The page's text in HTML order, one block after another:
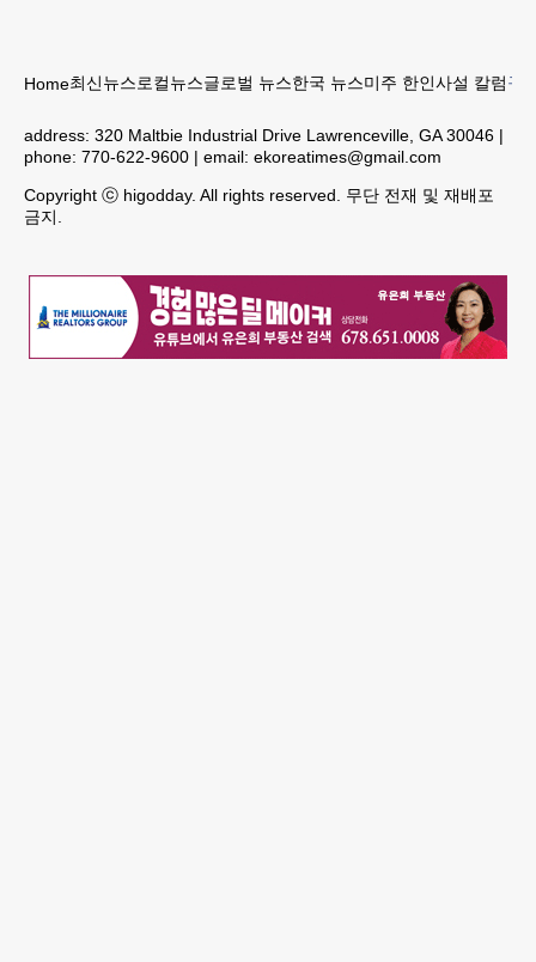
Home최신뉴스로컬뉴스글로벌 뉴스한국 뉴스미주 한인사설 칼럼구
address: 320 Maltbie Industrial Drive Lawrenceville, GA 30046 |
phone: 770-622-9600 | email: ekoreatimes@gmail.com
Copyright ⓒ higodday. All rights reserved. 무단 전재 및 재배포
금지.